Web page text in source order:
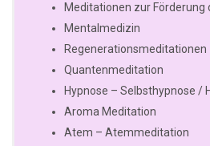
Meditationen zur Förderung
Mentalmedizin
Regenerationsmeditationen
Quantenmeditation
Hypnose – Selbsthypnose /
Aroma Meditation
Atem – Atemmeditation